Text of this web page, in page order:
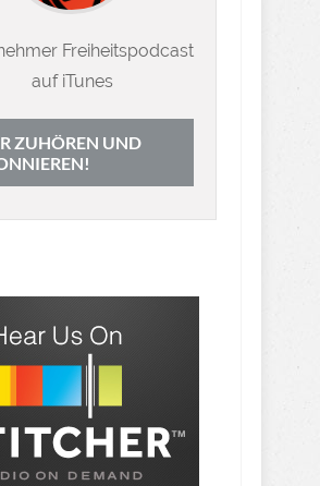
Freiheitspodcast
auf iTunes
ZUHÖREN UND